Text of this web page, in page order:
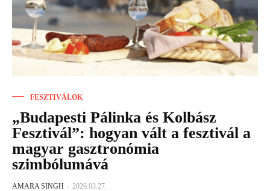
FESZTIVÁLOK
„Budapesti Pálinka és Kolbász
Fesztivál”: hogyan vált a fesztivál a
magyar gasztronómia
szimbólumává
AMARA SINGH - 2026.03.27.